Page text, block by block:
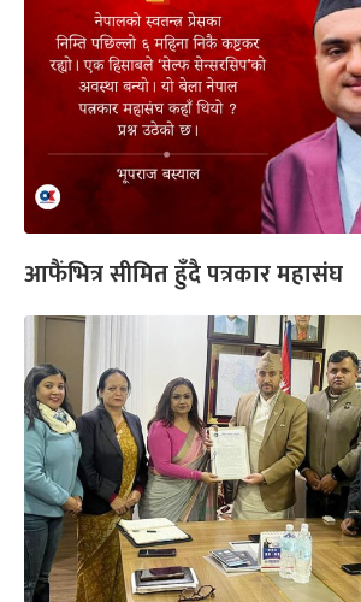
आफैंभित्र सीमित हुँदै पत्रकार महासंघ